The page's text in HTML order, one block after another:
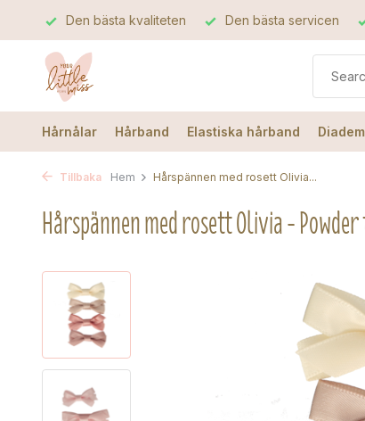
Den bästa kvaliteten Den bästa servicen
Hårnålar Hårband Elastiska hårband Diadem
Tillbaka Hem Hårspännen med rosett Olivia...
Hårspännen med rosett Olivia -